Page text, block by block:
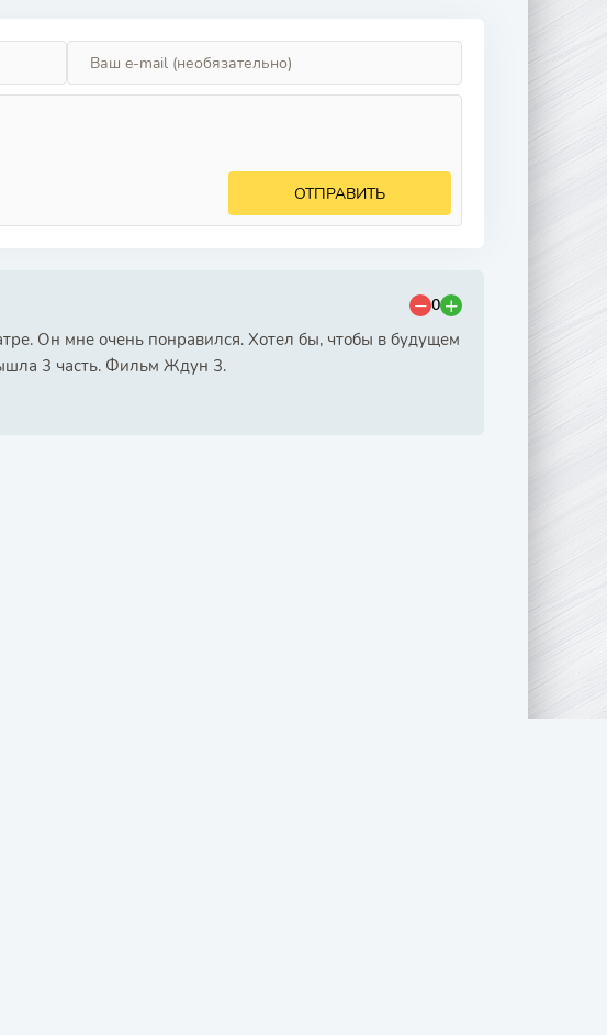
ОТПРАВИТЬ
0
Он мне очень понравился. Хотел бы, чтобы в будущем
3 часть. Фильм Ждун 3.